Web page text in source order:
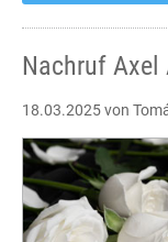
Nachruf Axel
18.03.2025von